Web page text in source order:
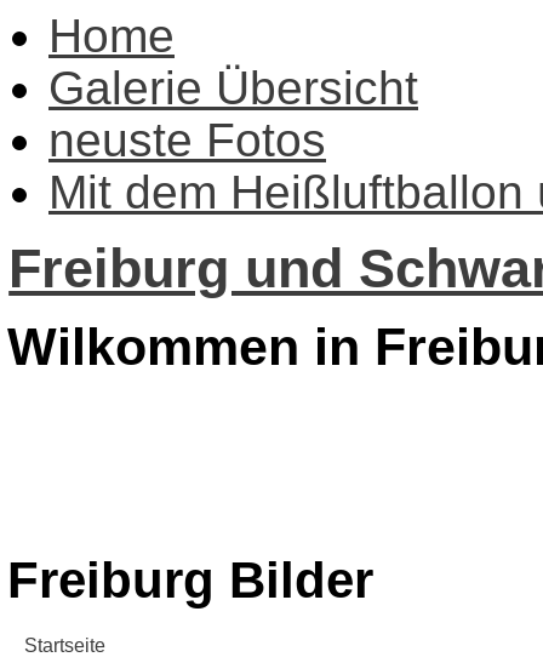
Home
Galerie Übersicht
neuste Fotos
Mit dem Heißluftballon
Freiburg und
Wilkommen in
Freiburg Bilder
Startseite